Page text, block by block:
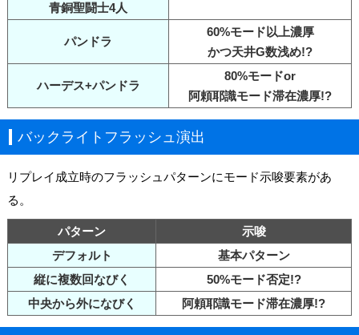
青銅聖闘士4人
パンドラ
60%モード以上濃厚
かつ天井G数浅め!?
ハーデス+パンドラ
80%モードor
阿頼耶識モード滞在濃厚!?
バックライトフラッシュ演出
リプレイ成立時のフラッシュパターンにモード示唆要素があ
る。
パターン
示唆
デフォルト
基本パターン
縦に複数回なびく
50%モード否定!?
中央から外になびく
阿頼耶識モード滞在濃厚!?